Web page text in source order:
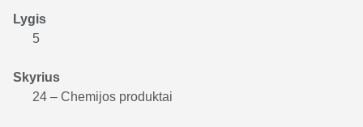
Lygis
5
Skyrius
24 – Chemijos produktai